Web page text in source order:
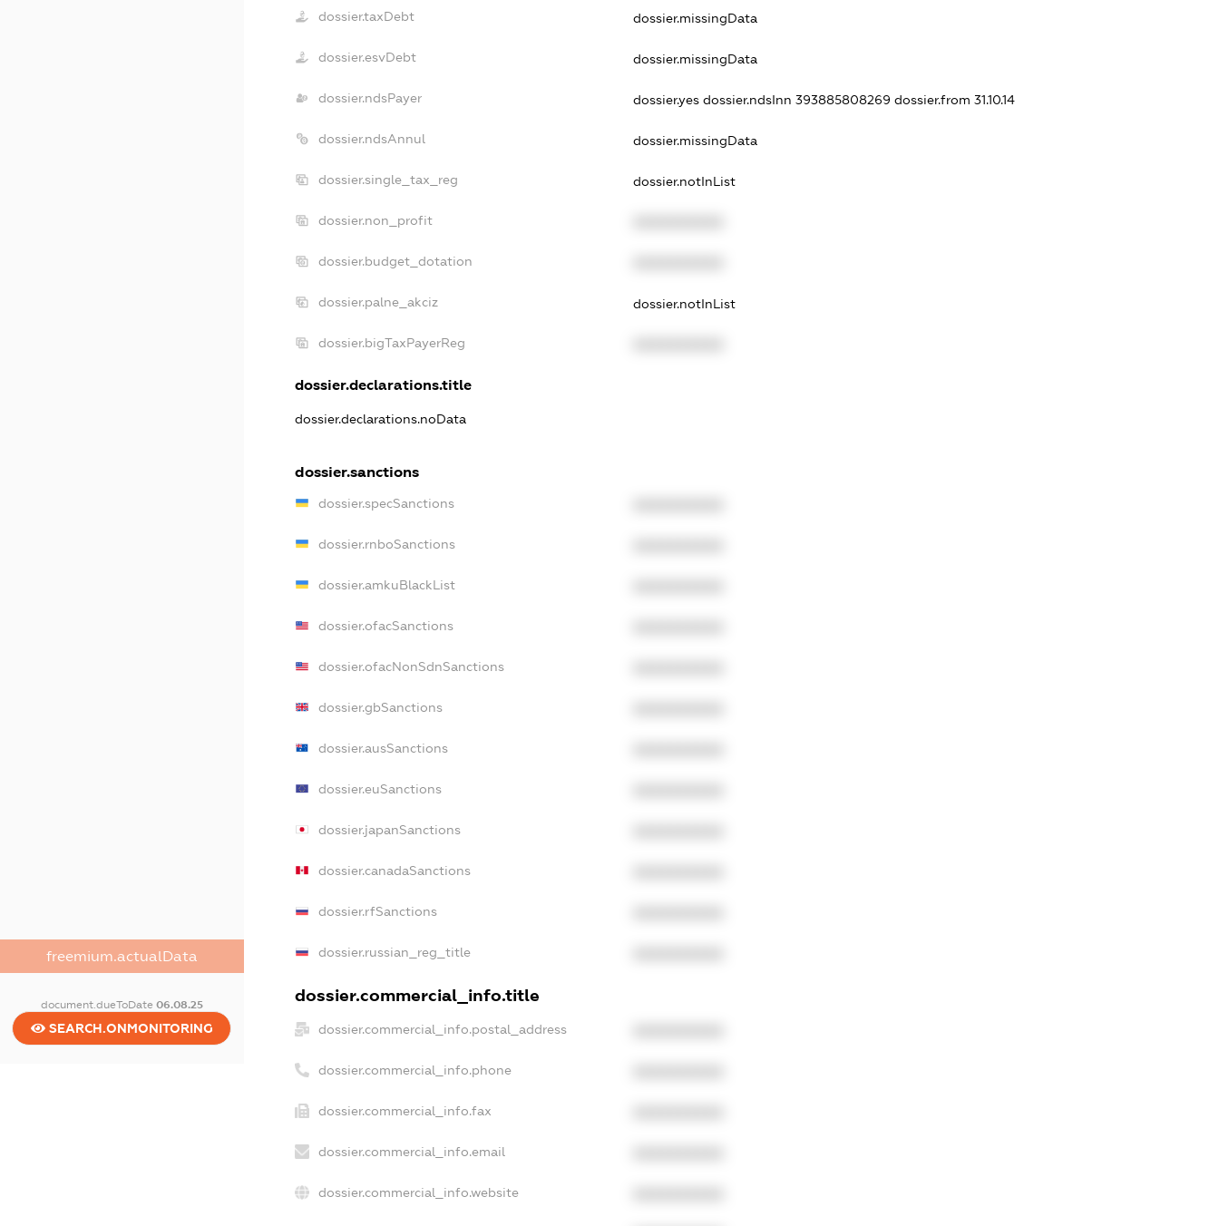
freemium.actualData
document.dueToDate 06.08.25
SEARCH.ONMONITORING
dossier.taxDebt dossier.missingData
dossier.esvDebt dossier.missingData
dossier.ndsPayer dossier.yes dossier.ndsInn 393885808269 dossier.from 31.10.14
dossier.ndsAnnul dossier.missingData
dossier.single_tax_reg dossier.notInList
dossier.non_profit
dossier.budget_dotation
dossier.palne_akciz dossier.notInList
dossier.bigTaxPayerReg
dossier.declarations.title
dossier.declarations.noData
dossier.sanctions
dossier.specSanctions
dossier.rnboSanctions
dossier.amkuBlackList
dossier.ofacSanctions
dossier.ofacNonSdnSanctions
dossier.gbSanctions
dossier.ausSanctions
dossier.euSanctions
dossier.japanSanctions
dossier.canadaSanctions
dossier.rfSanctions
dossier.russian_reg_title
dossier.commercial_info.title
dossier.commercial_info.postal_address
dossier.commercial_info.phone
dossier.commercial_info.fax
dossier.commercial_info.email
dossier.commercial_info.website